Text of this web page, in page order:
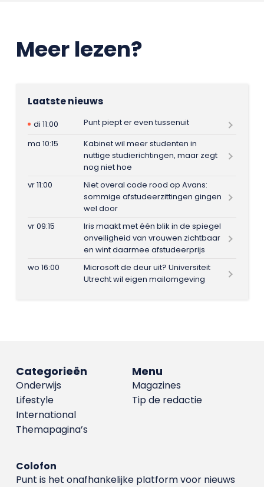
Meer lezen?
Laatste nieuws
di 11:00
Punt piept er even tussenuit
ma 10:15
Kabinet wil meer studenten in
nuttige studierichtingen, maar zegt
nog niet hoe
vr 11:00
Niet overal code rood op Avans:
sommige afstudeerzittingen gingen
wel door
vr 09:15
Iris maakt met één blik in de spiegel
onveiligheid van vrouwen zichtbaar
en wint daarmee afstudeerprijs
wo 16:00
Microsoft de deur uit? Universiteit
Utrecht wil eigen mailomgeving
Menu
Magazines
Tip de redactie
Categorieën
Onderwijs
Lifestyle
International
Themapagina’s
Colofon
Punt is het onafhankelijke platform voor nieuws